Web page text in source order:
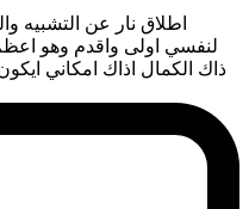
اطلاق نار عن التشبيه
لنفسي اولى واقدم وهو
ذاك الكمال اذاك امكاني